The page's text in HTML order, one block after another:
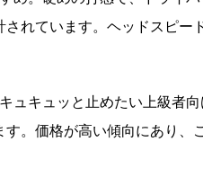
れています。ヘッドスピー
ュキュッと止めたい上級者
。価格が高い傾向にあり、